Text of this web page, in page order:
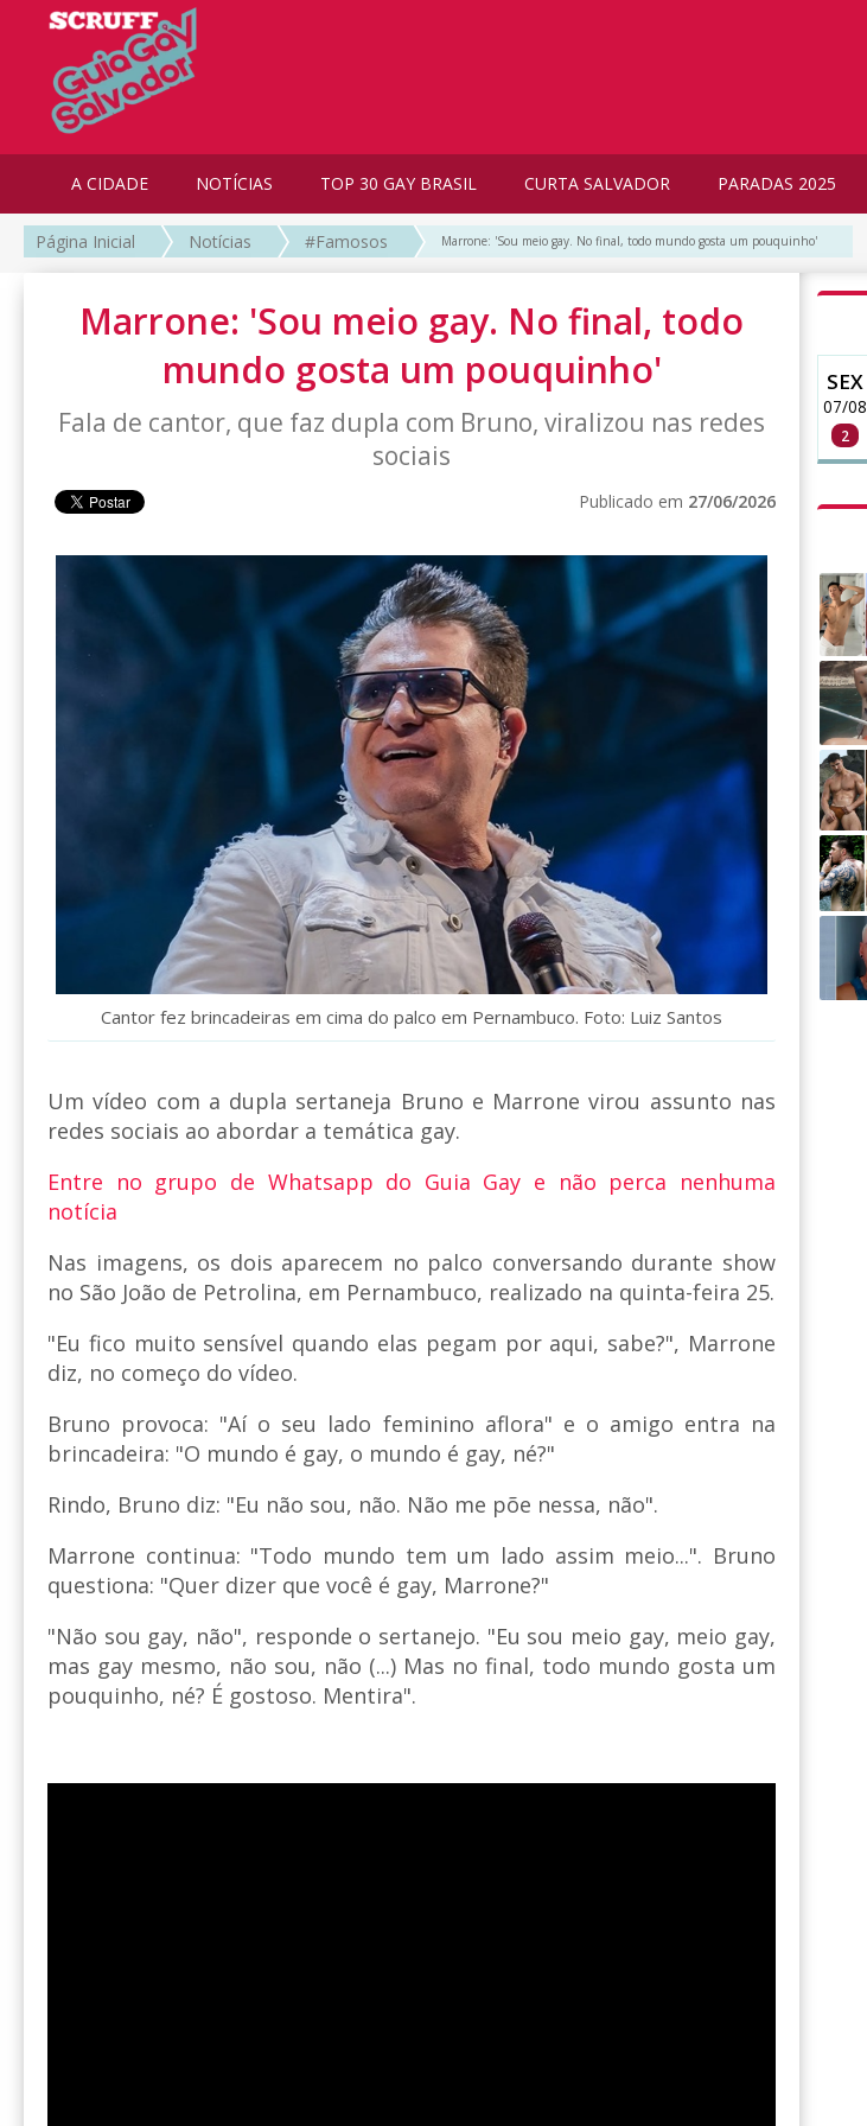
A CIDADE NOTÍCIAS TOP 30 GAY BRASIL CURTA SALVADOR PARADAS 2025
Página Inicial Notícias #Famosos Marrone: 'Sou meio gay. No final, todo mundo gosta um pouquinho'
Marrone: 'Sou meio gay. No final, todo
mundo gosta um pouquinho'
Fala de cantor, que faz dupla com Bruno, viralizou nas redes
sociais
Publicado em 27/06/2026
Cantor fez brincadeiras em cima do palco em Pernambuco. Foto: Luiz Santos
Um vídeo com a dupla sertaneja Bruno e Marrone virou assunto nas
redes sociais ao abordar a temática gay.
Entre no grupo de Whatsapp do Guia Gay e não perca nenhuma
notícia
Nas imagens, os dois aparecem no palco conversando durante show
no São João de Petrolina, em Pernambuco, realizado na quinta-feira 25.
"Eu fico muito sensível quando elas pegam por aqui, sabe?", Marrone
diz, no começo do vídeo.
Bruno provoca: "Aí o seu lado feminino aflora" e o amigo entra na
brincadeira: "O mundo é gay, o mundo é gay, né?"
Rindo, Bruno diz: "Eu não sou, não. Não me põe nessa, não".
Marrone continua: "Todo mundo tem um lado assim meio...". Bruno
questiona: "Quer dizer que você é gay, Marrone?"
"Não sou gay, não", responde o sertanejo. "Eu sou meio gay, meio gay,
mas gay mesmo, não sou, não (...) Mas no final, todo mundo gosta um
pouquinho, né? É gostoso. Mentira".
SEX
07/08
2